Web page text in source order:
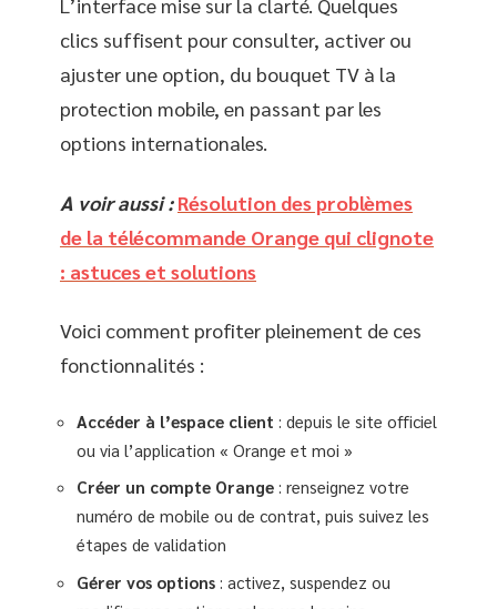
clics suffisent pour consulter, activer ou
ajuster une option, du bouquet TV à la
protection mobile, en passant par les
options internationales.
A voir aussi : Résolution des problèmes
de la télécommande Orange qui clignote
: astuces et solutions
Voici comment profiter pleinement de ces
fonctionnalités :
Accéder à l’espace client : depuis le site officiel
ou via l’application « Orange et moi »
Créer un compte Orange : renseignez votre
numéro de mobile ou de contrat, puis suivez les
étapes de validation
Gérer vos options : activez, suspendez ou